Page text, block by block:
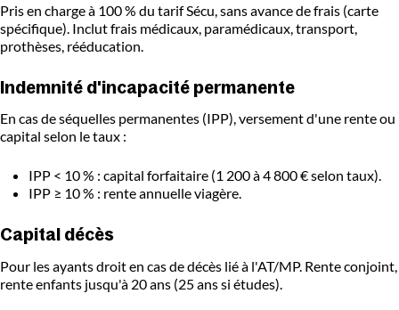
Pris en charge à 100 % du tarif Sécu, sans avance de frais (carte
spécifique). Inclut frais médicaux, paramédicaux, transport,
prothèses, rééducation.
Indemnité d'incapacité permanente
En cas de séquelles permanentes (IPP), versement d'une rente ou
capital selon le taux :
IPP < 10 % : capital forfaitaire (1 200 à 4 800 € selon taux).
IPP ≥ 10 % : rente annuelle viagère.
Capital décès
Pour les ayants droit en cas de décès lié à l'AT/MP. Rente conjoint,
rente enfants jusqu'à 20 ans (25 ans si études).